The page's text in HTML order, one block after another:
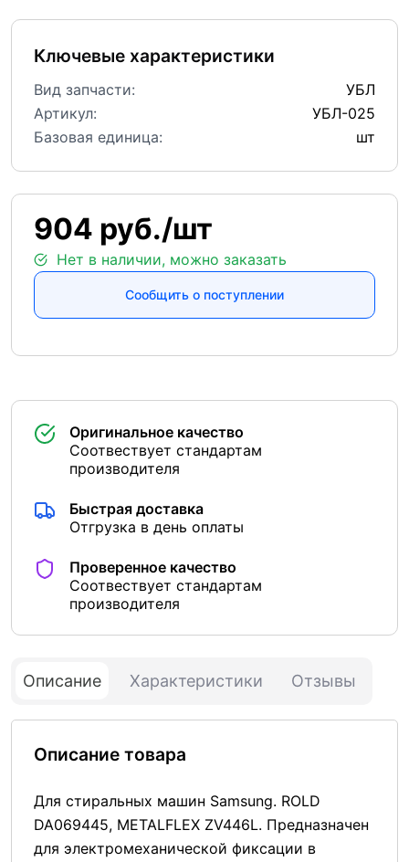
904 руб./шт
Нет в наличии, можно заказать
Сообщить о поступлении
Ключевые характеристики
Вид запчасти:
УБЛ
Артикул:
УБЛ-025
Базовая единица:
шт
Оригинальное качество
Соотвествует стандартам
производителя
Быстрая доставка
Отгрузка в день оплаты
Проверенное качество
Соотвествует стандартам
производителя
Описание Характеристики Отзывы
Описание товара
Для стиральных машин Samsung. ROLD
DA069445, METALFLEX ZV446L. Предназначен
для электромеханической фиксации в